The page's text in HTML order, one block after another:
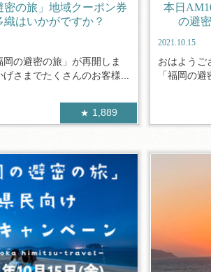
密の旅」地域クーポン券
織はいかがですか？
岡の避密の旅」が再開しま
げさまでたくさんのお客様...
1,889
本日
の避
2021.10.15
おはようご
「福岡の